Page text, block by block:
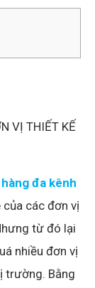
VỊ THIẾT KẾ
đa kênh
các đơn vị
từ đó lại
nhiều đơn vị
trường. Bằng